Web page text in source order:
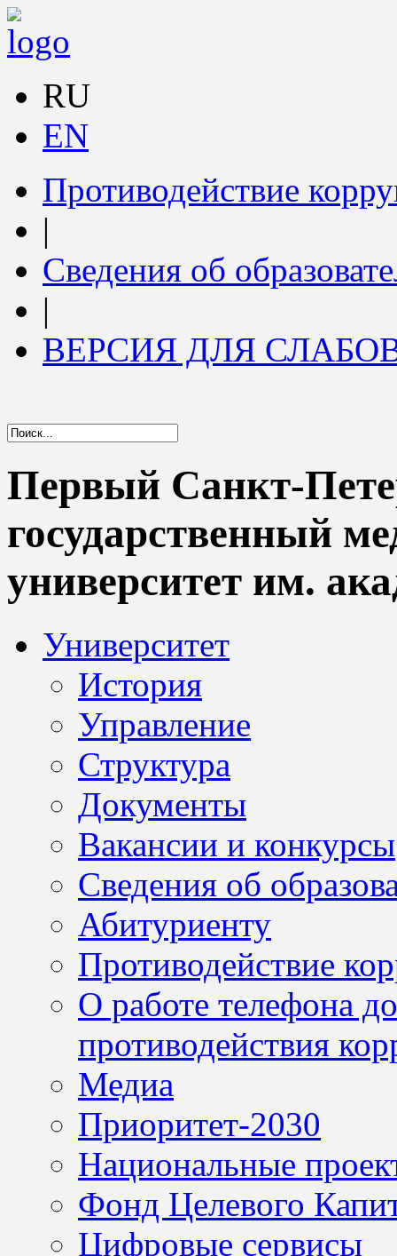
RU
EN
Противодействие
|
Сведения об
|
ВЕРСИЯ ДЛЯ
Первый Санкт-
государственный
университет им.
Университет
История
Управление
Структура
Документы
Вакансии и конкурсы
Сведения об
Абитуриенту
Противодействие
О работе телефона
противодействия
Медиа
Приоритет-2030
Национальные
Фонд Целевого
Цифровые сервисы